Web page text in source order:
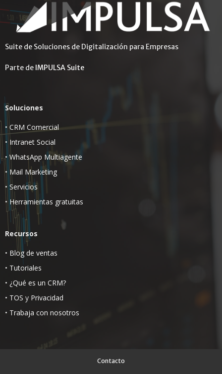
Suite de Soluciones de Digitalización para Empresas
Parte de IMPULSA Suite
Soluciones
• CRM Comercial
• Intranet Social
• WhatsApp Multiagente
• Mail Marketing
• Servicios
• Herramientas gratuitas
Recursos
• Blog de ventas
• Tutoriales
• ¿Qué es un CRM?
• TOS y Privacidad
• Trabaja con nosotros
Contacto